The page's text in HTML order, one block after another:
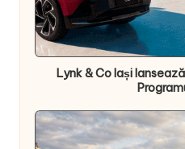
Lynk & Co Iași